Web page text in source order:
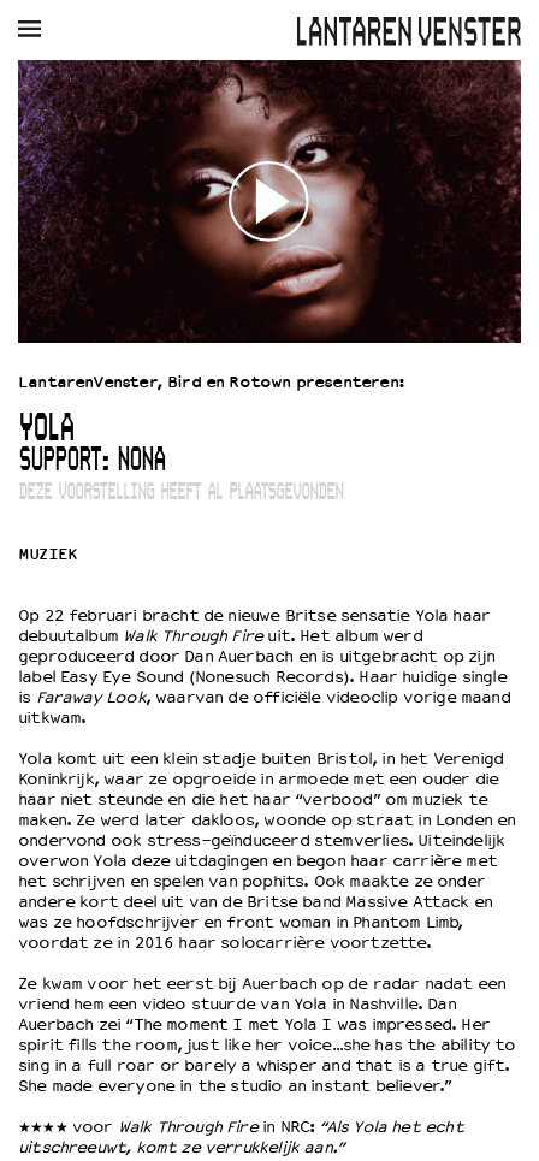
AGENDA FILM MUZIEK RESTAURANT VERHUUR
Winkelmandje
Zoek
PLAN JE BEZOEK
Openingstijden & contact
Bereikbaarheid
Kaartverkoop
EDUCATIE
Schoolvoorstellingen
Filmprogramma’s Primair Onderwijs
Filmprogramma’s VO/MBO
Wat we doen
Werken bij
Wie is wie
Word vriend
Partners
Huisregels
Privacyverklaring
Integriteits- en gedragscode
Duurzaamheid
Culturele boycot Israël
Ruimte voor artistieke vrijheid – VNPF
LantarenVenster, Bird en Rotown presenteren:
YOLA
SUPPORT: NONA
DEZE VOORSTELLING HEEFT AL PLAATSGEVONDEN
MUZIEK
Op 22 februari bracht de nieuwe Britse sensatie Yola haar
debuutalbum Walk Through Fireuit. Het album werd
geproduceerd door Dan Auerbach en is uitgebracht op zijn
label Easy Eye Sound (Nonesuch Records). Haar huidige single
is Faraway Look, waarvan de officiële videoclip vorige maand
uitkwam.
Yola komt uit een klein stadje buiten Bristol, in het Verenigd
Koninkrijk, waar ze opgroeide in armoede met een ouder die
haar niet steunde en die het haar “verbood” om muziek te
maken. Ze werd later dakloos, woonde op straat in Londen en
ondervond ook stress-geïnduceerd stemverlies. Uiteindelijk
overwon Yola deze uitdagingen en begon haar carrière met
het schrijven en spelen van pophits. Ook maakte ze onder
andere kort deel uit van de Britse band Massive Attack en
was ze hoofdschrijver en front woman in Phantom Limb,
voordat ze in 2016 haar solocarrière voortzette.
Ze kwam voor het eerst bij Auerbach op de radar nadat een
vriend hem een video stuurde van Yola in Nashville. Dan
Auerbach zei “The moment I met Yola I was impressed. Her
spirit fills the room, just like her voice…she has the ability to
sing in a full roar or barely a whisper and that is a true gift.
She made everyone in the studio an instant believer.”
★★★★ voor Walk Through Firein NRC: “Als Yola het echt
uitschreeuwt, komt ze verrukkelijk aan.”